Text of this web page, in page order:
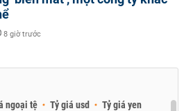
8 giờ trước
ngoại tệ Tỷ giá usd
Tỷ giá yen